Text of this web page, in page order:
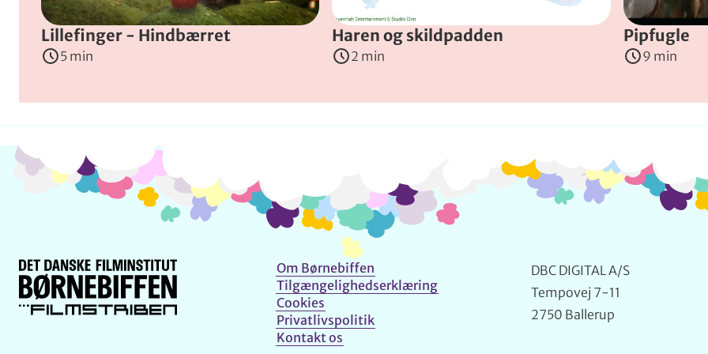
Lillefinger - Hindbærret
5 min
Haren og skildpadden
2 min
Pipfugle
9 min
Info og kontakt
Om Børnebiffen
Tilgængelighedserklæring
Cookies
Privatlivspolitik
Kontakt os
DBC DIGITAL A/S
Tempovej 7-11
2750 Ballerup